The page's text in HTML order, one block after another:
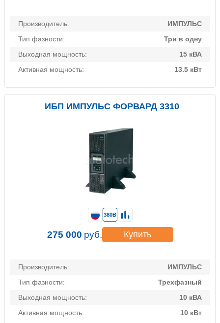
Производитель:
ИМПУЛЬС
Тип фазности:
Три в одну
Выходная мощность:
15 кВА
Активная мощность:
13.5 кВт
ИБП ИМПУЛЬС ФОРВАРД 3310
Производитель:
ИМПУЛЬС
Тип фазности:
Трехфазный
Выходная мощность:
10 кВА
Активная мощность:
10 кВт
380В
275 000 руб. Купить